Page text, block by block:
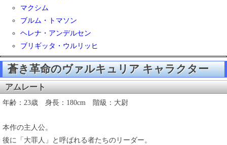
マクシム
ブルム・トマソン
ヘレナ・アンデルセン
ブリギッタ・ウルリッヒ
蒼き革命のヴァルキュリア キャラクター
アムレート
年齢：23歳 身長：180cm 階級：大尉
本作の主人公。
後に「大罪人」と呼ばれる者たちのリーダー。